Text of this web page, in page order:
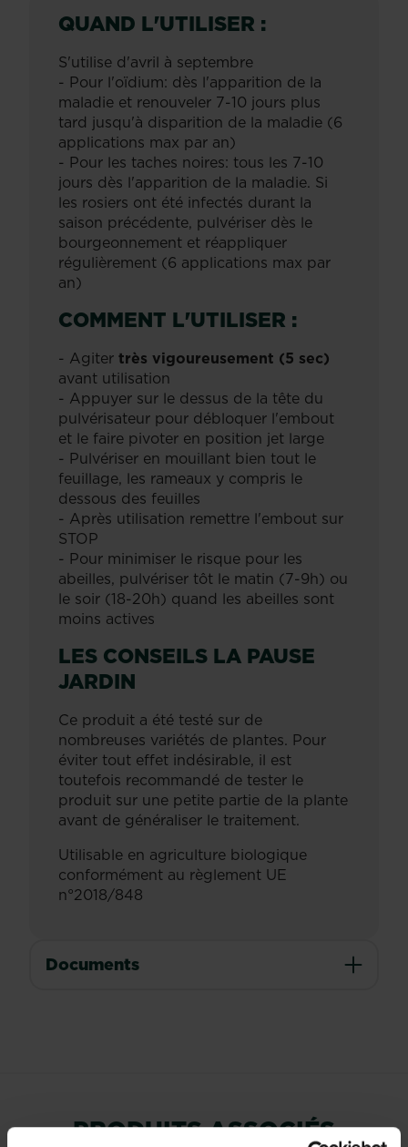
QUAND L'UTILISER :
S'utilise d'avril à septembre
- Pour l'oïdium: dès l'apparition de la
maladie et renouveler 7-10 jours plus
tard jusqu'à disparition de la maladie (6
applications max par an)
- Pour les taches noires: tous les 7-10
jours dès l'apparition de la maladie. Si
les rosiers ont été infectés durant la
saison précédente, pulvériser dès le
bourgeonnement et réappliquer
régulièrement (6 applications max par
an)
COMMENT L'UTILISER :
- Agiter très vigoureusement (5 sec)
avant utilisation
- Appuyer sur le dessus de la tête du
pulvérisateur pour débloquer l'embout
et le faire pivoter en position jet large
- Pulvériser en mouillant bien tout le
feuillage, les rameaux y compris le
dessous des feuilles
- Après utilisation remettre l'embout sur
STOP
- Pour minimiser le risque pour les
abeilles, pulvériser tôt le matin (7-9h) ou
le soir (18-20h) quand les abeilles sont
moins actives
LES CONSEILS LA PAUSE
JARDIN
Ce produit a été testé sur de
nombreuses variétés de plantes. Pour
éviter tout effet indésirable, il est
toutefois recommandé de tester le
produit sur une petite partie de la plante
avant de généraliser le traitement.
Utilisable en agriculture biologique
conformément au règlement UE
n°2018/848
Documents
PRODUITS ASSOCIÉS